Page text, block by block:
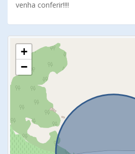
venha conferir!!!!
+
−